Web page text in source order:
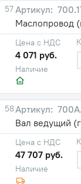
57
Маслопровод
Наличие
Цена с НДС
4 071 руб.
58
Вал ведущий
Наличие
Цена с НДС
47 707 руб.